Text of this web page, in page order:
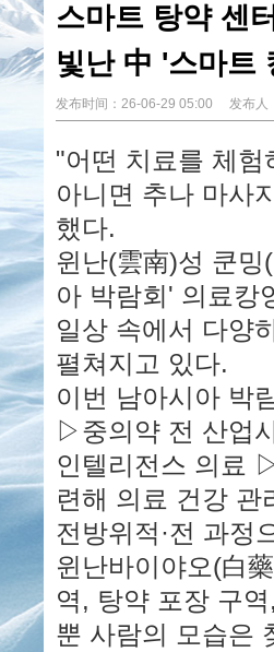
스마트 탕약 센
빛난 中 '스마트
发布时间： 26-06-29 05:00 发布人
"어떤 치료를 체
아니면 추나 마사
했다.
윈난(雲南)성 쿤
아 박람회' 의료캉
일상 속에서 다양
펼쳐지고 있다.
이번 남아시아 박
▷중의약 전 산업
인텔리전스 의료
련해 의료 건강 관
전방위적·전 과정
윈난바이야오(白
역, 탕약 포장 구
뿐 사람의 모습은